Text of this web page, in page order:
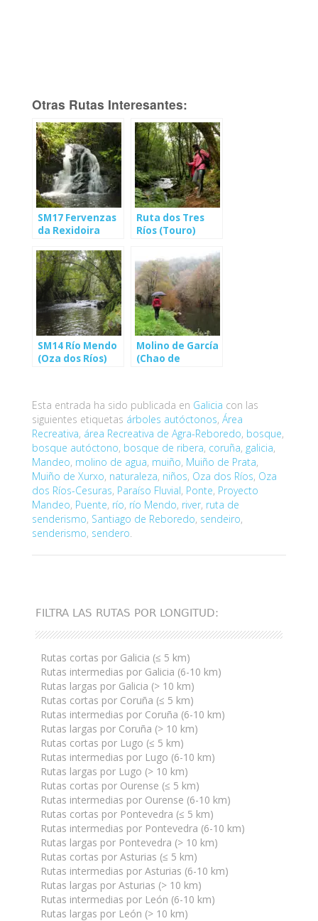
Otras Rutas Interesantes:
SM17 Fervenzas
da Rexidoira
Ruta dos Tres
Ríos (Touro)
SM14 Río Mendo
(Oza dos Ríos)
Molino de García
(Chao de
Esta entrada ha sido publicada en Galicia con las
siguientes etiquetas árboles autóctonos, Área
Recreativa, área Recreativa de Agra-Reboredo, bosque,
bosque autóctono, bosque de ribera, coruña, galicia,
Mandeo, molino de agua, muiño, Muiño de Prata,
Muiño de Xurxo, naturaleza, niños, Oza dos Ríos, Oza
dos Ríos-Cesuras, Paraíso Fluvial, Ponte, Proyecto
Mandeo, Puente, río, río Mendo, river, ruta de
senderismo, Santiago de Reboredo, sendeiro,
senderismo, sendero
FILTRA LAS RUTAS POR LONGITUD:
Rutas cortas por Galicia (≤ 5 km)
Rutas intermedias por Galicia (6-10 km)
Rutas largas por Galicia (> 10 km)
Rutas cortas por Coruña (≤ 5 km)
Rutas intermedias por Coruña (6-10 km)
Rutas largas por Coruña (> 10 km)
Rutas cortas por Lugo (≤ 5 km)
Rutas intermedias por Lugo (6-10 km)
Rutas largas por Lugo (> 10 km)
Rutas cortas por Ourense (≤ 5 km)
Rutas intermedias por Ourense (6-10 km)
Rutas cortas por Pontevedra (≤ 5 km)
Rutas intermedias por Pontevedra (6-10 km)
Rutas largas por Pontevedra (> 10 km)
Rutas cortas por Asturias (≤ 5 km)
Rutas intermedias por Asturias (6-10 km)
Rutas largas por Asturias (> 10 km)
Rutas intermedias por León (6-10 km)
Rutas largas por León (> 10 km)